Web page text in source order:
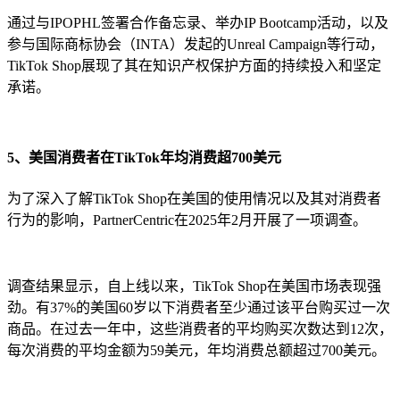
通过与IPOPHL签署合作备忘录、举办IP Bootcamp活动，以及
参与国际商标协会（INTA）发起的Unreal Campaign等行动，
TikTok Shop展现了其在知识产权保护方面的持续投入和坚定
承诺。
5、美国消费者在TikTok年均消费超700美元
为了深入了解TikTok Shop在美国的使用情况以及其对消费者
行为的影响，PartnerCentric在2025年2月开展了一项调查。
调查结果显示，自上线以来，TikTok Shop在美国市场表现强
劲。有37%的美国60岁以下消费者至少通过该平台购买过一次
商品。在过去一年中，这些消费者的平均购买次数达到12次，
每次消费的平均金额为59美元，年均消费总额超过700美元。